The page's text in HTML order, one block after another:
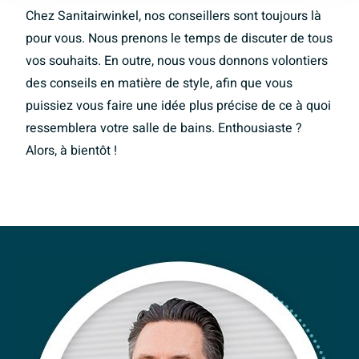
Chez Sanitairwinkel, nos conseillers sont toujours là
pour vous. Nous prenons le temps de discuter de tous
vos souhaits. En outre, nous vous donnons volontiers
des conseils en matière de style, afin que vous
puissiez vous faire une idée plus précise de ce à quoi
ressemblera votre salle de bains. Enthousiaste ?
Alors, à bientôt !